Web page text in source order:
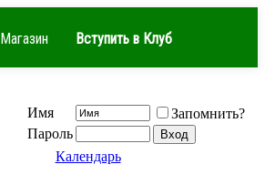
Магазин Вступить в Клуб
Имя
Запомнить?
Пароль
Календарь